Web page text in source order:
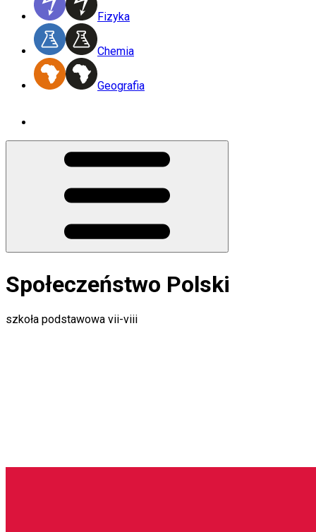
Fizyka
Chemia
Geografia
Społeczeństwo Polski
szkoła podstawowa vii-viii